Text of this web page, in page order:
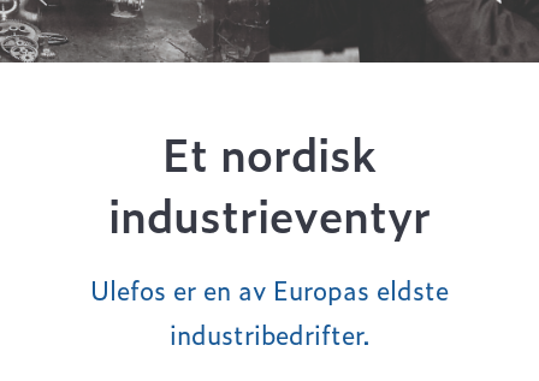
Et nordisk
industrieventyr
Ulefos er en av Europas eldste
industribedrifter.